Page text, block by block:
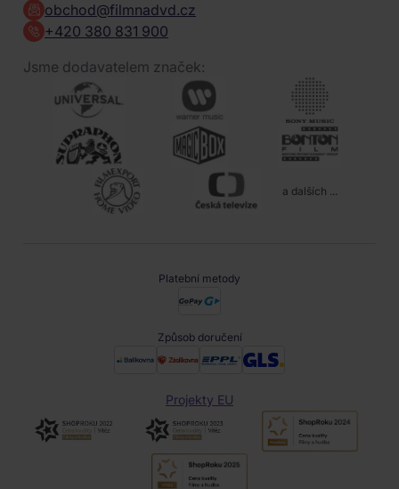
obchod@filmnadvd.cz
+420 380 831 900
Jsme dodavatelem značek:
a dalších ...
Platební metody
Způsob doručení
Projekty EU